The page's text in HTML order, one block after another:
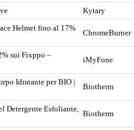
Kytary
Helmet fino al 17%
ChromeBurner
sui Fixppo –
iMyFone
Idratante per BIO |
Biotherm
Detergente Esfoliante,
Biotherm